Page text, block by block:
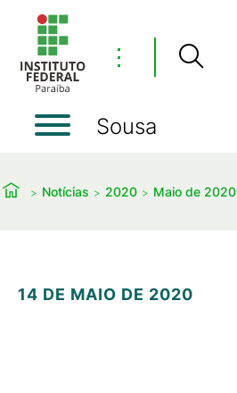
⋮
Sousa
Notícias 2020 Maio de 2020
14 DE MAIO DE 2020